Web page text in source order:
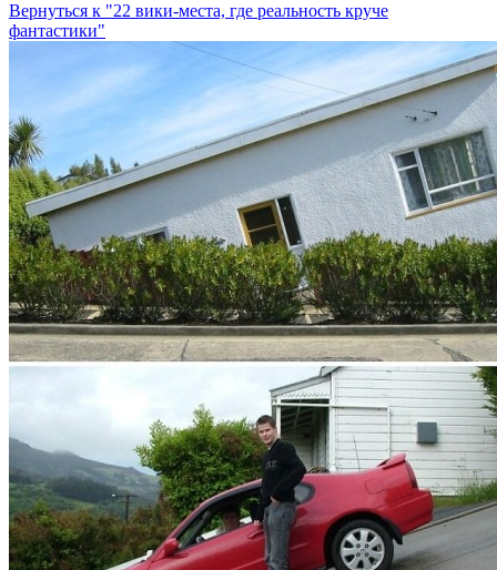
Вернуться к "22 вики-места, где реальность круче
фантастики"